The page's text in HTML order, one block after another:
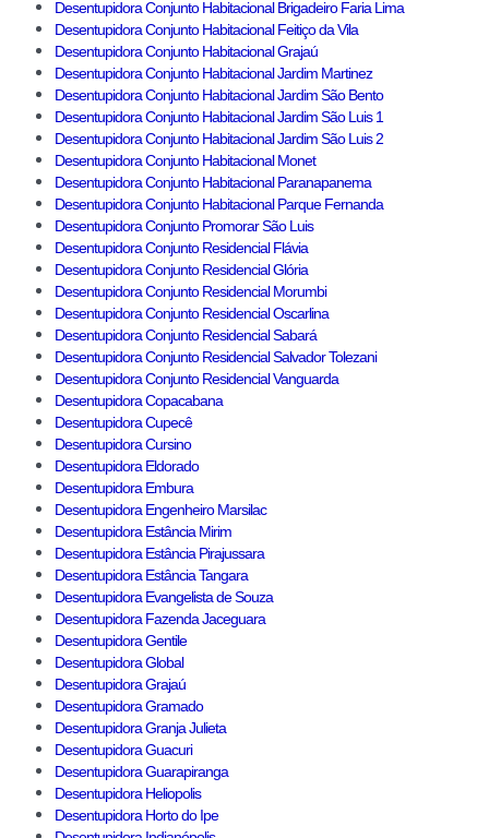
Desentupidora Conjunto Habitacional Brigadeiro Faria Lima
Desentupidora Conjunto Habitacional Feitiço da Vila
Desentupidora Conjunto Habitacional Grajaú
Desentupidora Conjunto Habitacional Jardim Martinez
Desentupidora Conjunto Habitacional Jardim São Bento
Desentupidora Conjunto Habitacional Jardim São Luis 1
Desentupidora Conjunto Habitacional Jardim São Luis 2
Desentupidora Conjunto Habitacional Monet
Desentupidora Conjunto Habitacional Paranapanema
Desentupidora Conjunto Habitacional Parque Fernanda
Desentupidora Conjunto Promorar São Luis
Desentupidora Conjunto Residencial Flávia
Desentupidora Conjunto Residencial Glória
Desentupidora Conjunto Residencial Morumbi
Desentupidora Conjunto Residencial Oscarlina
Desentupidora Conjunto Residencial Sabará
Desentupidora Conjunto Residencial Salvador Tolezani
Desentupidora Conjunto Residencial Vanguarda
Desentupidora Copacabana
Desentupidora Cupecê
Desentupidora Cursino
Desentupidora Eldorado
Desentupidora Embura
Desentupidora Engenheiro Marsilac
Desentupidora Estância Mirim
Desentupidora Estância Pirajussara
Desentupidora Estância Tangara
Desentupidora Evangelista de Souza
Desentupidora Fazenda Jaceguara
Desentupidora Gentile
Desentupidora Global
Desentupidora Grajaú
Desentupidora Gramado
Desentupidora Granja Julieta
Desentupidora Guacuri
Desentupidora Guarapiranga
Desentupidora Heliopolis
Desentupidora Horto do Ipe